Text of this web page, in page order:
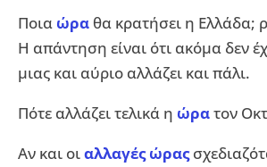
Ποια ώρα θα κρατήσει η Ελλάδα;
Η απάντηση είναι ότι ακόμα δεν
μιας και αύριο αλλάζει και πάλι.
Πότε αλλάζει τελικά η ώρατον
Αν και οιαλλαγές ώρας